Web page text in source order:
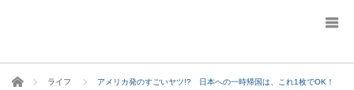
ホーム ライフ
アメリカ発のすごいヤツ!? 日本への一時帰国は、これ1枚でOK！